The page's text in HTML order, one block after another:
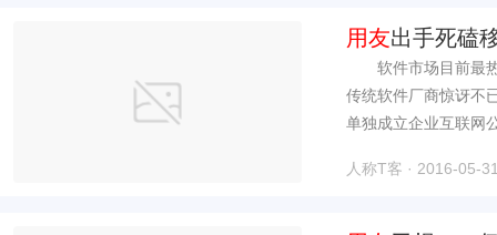
用友出手死磕
软件市场目前最热
传统软件厂商惊讶不
单独成立企业互联网
人称T客 · 2016-05-